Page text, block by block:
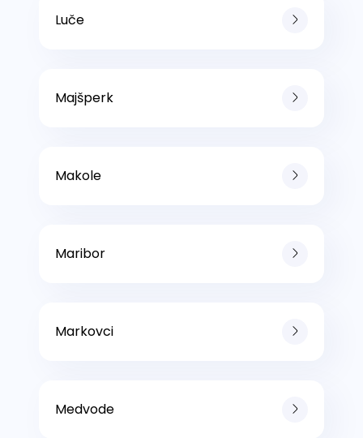
Luče
Majšperk
Makole
Maribor
Markovci
Medvode